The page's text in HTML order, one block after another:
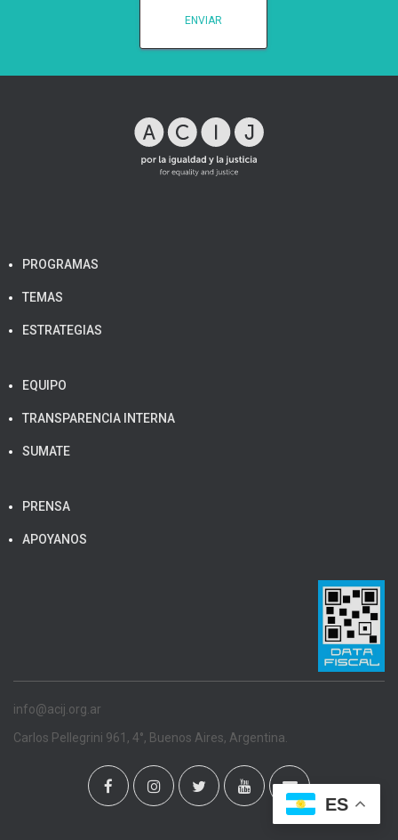
PROGRAMAS
TEMAS
ESTRATEGIAS
EQUIPO
TRANSPARENCIA INTERNA
SUMATE
PRENSA
APOYANOS
info@acij.org.ar
Carlos Pellegrini 961, 4°, Buenos Aires, Argentina.
ES